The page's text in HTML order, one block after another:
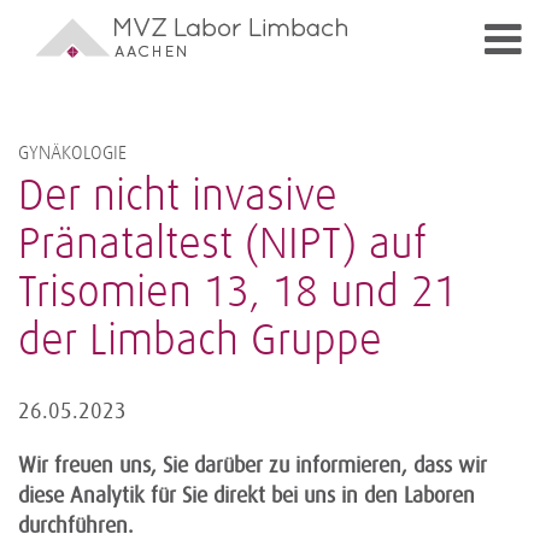
GYNÄKOLOGIE
Der nicht invasive
Pränataltest (NIPT) auf
Trisomien 13, 18 und 21
der Limbach Gruppe
26.05.2023
Wir freuen uns, Sie darüber zu informieren, dass wir
diese Analytik für Sie direkt bei uns in den Laboren
durchführen.